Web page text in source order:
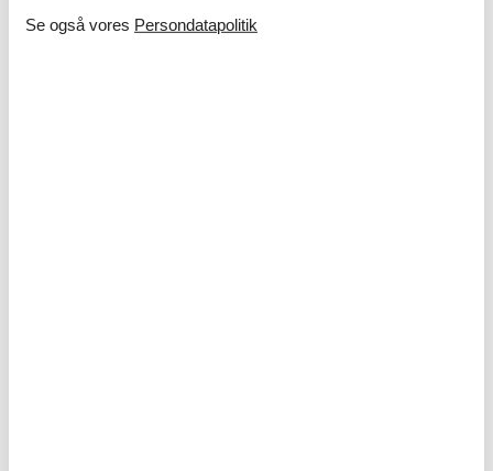
Se også vores Persondatapolitik